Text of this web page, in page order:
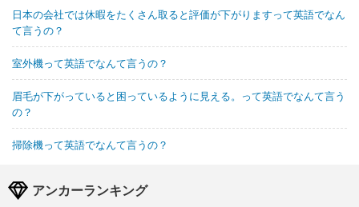
日本の会社では休暇をたくさん取ると評価が下がりますって英語でなん
て言うの？
室外機って英語でなんて言うの？
眉毛が下がっていると困っているように見える。って英語でなんて言う
の？
掃除機って英語でなんて言うの？
アンカーランキング